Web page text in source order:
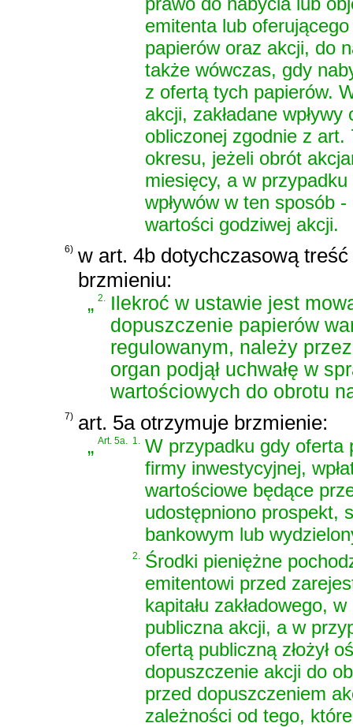
emitenta lub
papierów oraz akcji, do
także wówczas, gdy
z ofertą tych papierów.
akcji, zakładane
obliczonej zgodnie z
okresu, jeżeli obrót
miesięcy, a w
wpływów w ten sposób
wartości godziwej akcji.
6) w art. 4b dotychczasową
brzmieniu:
„2. Ilekroć w ustawie jest
dopuszczenie papierów
regulowanym, należy
organ podjął uchwałę w
wartościowych do obrotu
7) art. 5a otrzymuje brzmienie:
„Art. 5a. 1.
W przypadku gdy oferta
firmy inwestycyjnej,
wartościowe będące
udostępniono prospekt,
bankowym lub
2.
Środki pieniężne
emitentowi przed
kapitału zakładowego,
publiczna akcji, a w
ofertą publiczną złożył
dopuszczenie akcji do
przed dopuszczeniem
zależności od tego,